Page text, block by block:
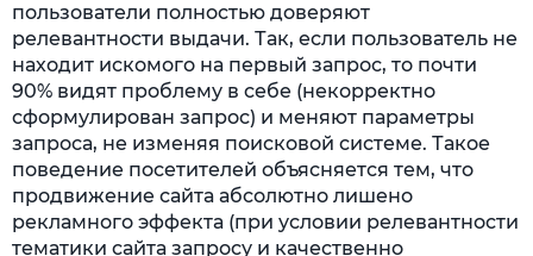
пользователи полностью доверяют
релевантности выдачи. Так, если пользователь не
находит искомого на первый запрос, то почти
90% видят проблему в себе (некорректно
сформулирован запрос) и меняют параметры
запроса, не изменяя поисковой системе. Такое
поведение посетителей объясняется тем, что
продвижение сайта абсолютно лишено
рекламного эффекта (при условии релевантности
тематики сайта запросу и качественно